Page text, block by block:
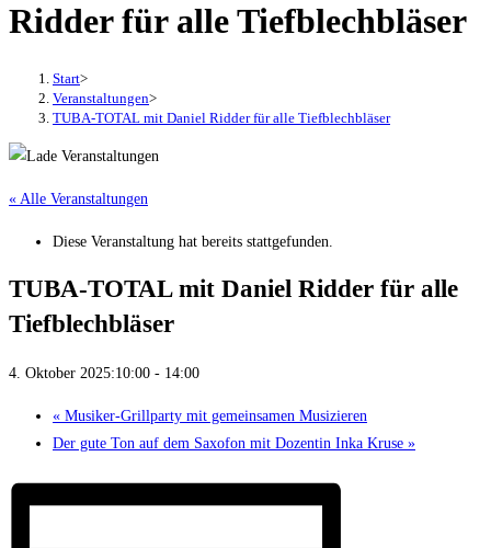
Ridder für alle Tiefblechbläser
Start>
Veranstaltungen>
TUBA-TOTAL mit Daniel Ridder für alle Tiefblechbläser
« Alle Veranstaltungen
Diese Veranstaltung hat bereits stattgefunden.
TUBA-TOTAL mit Daniel Ridder für alle
Tiefblechbläser
4. Oktober 2025:10:00 - 14:00
« Musiker-Grillparty mit gemeinsamen Musizieren
Der gute Ton auf dem Saxofon mit Dozentin Inka Kruse »